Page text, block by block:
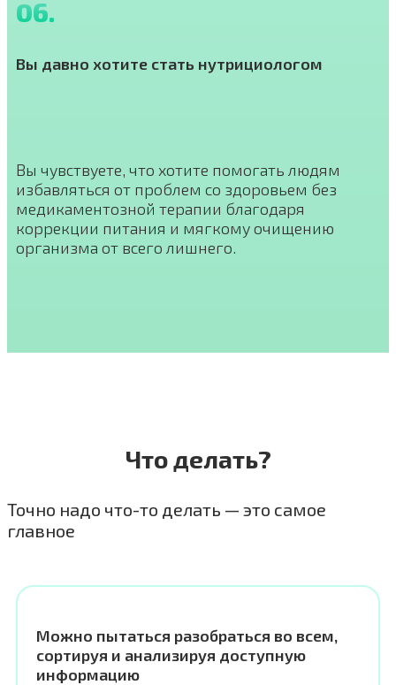
06.
Вы давно хотите стать нутрициологом
Вы чувствуете, что хотите помогать людям
избавляться от проблем со здоровьем без
медикаментозной терапии благодаря
коррекции питания и мягкому очищению
организма от всего лишнего.
Что делать?
Точно надо что-то делать — это самое
главное
Можно пытаться разобраться во всем,
сортируя и анализируя доступную
информацию